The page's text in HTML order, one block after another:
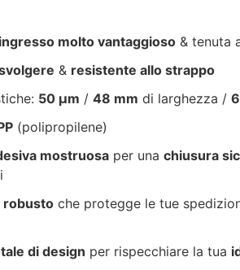
molto vantaggioso & tenuta
& resistente allo strappo
50 µm / 48 mm di larghezza /
(polipropilene)
mostruosa per una chiusura
robusto che protegge le tue
di design per rispecchiare la tua